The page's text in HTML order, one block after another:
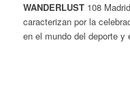
WANDERLUST108
caracterizan por la
en el mundo del deporte y